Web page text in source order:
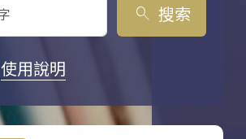
search 搜索
使用說明